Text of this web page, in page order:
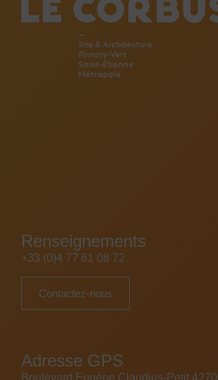
Renseignements
+33 (0)4 77 61 08 72
Contactez-nous
Adresse GPS